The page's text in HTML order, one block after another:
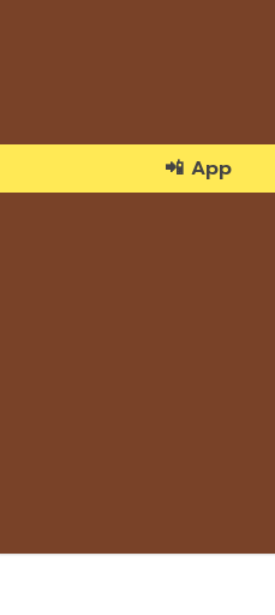
📲 App